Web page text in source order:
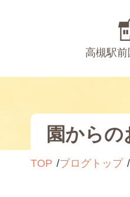
高槻駅
園からの
TOP ブログトップ